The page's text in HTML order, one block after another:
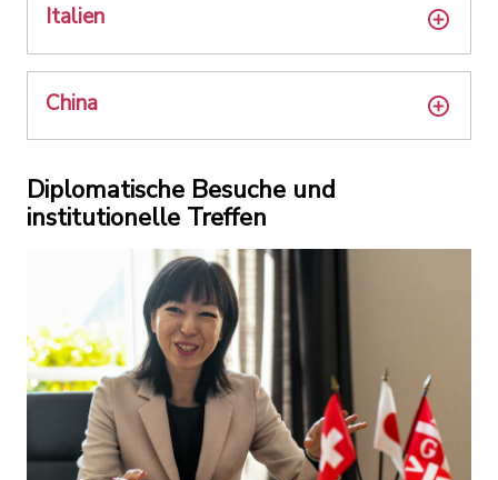
Italien
China
Diplomatische Besuche und
institutionelle Treffen